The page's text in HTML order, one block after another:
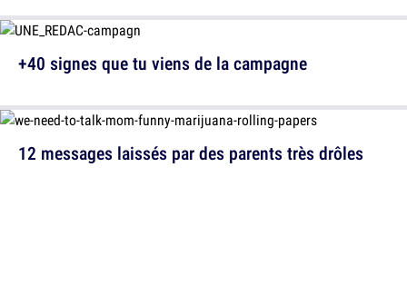
12 messages laissés par des parents très drôles
+40 signes que tu viens de la campagne